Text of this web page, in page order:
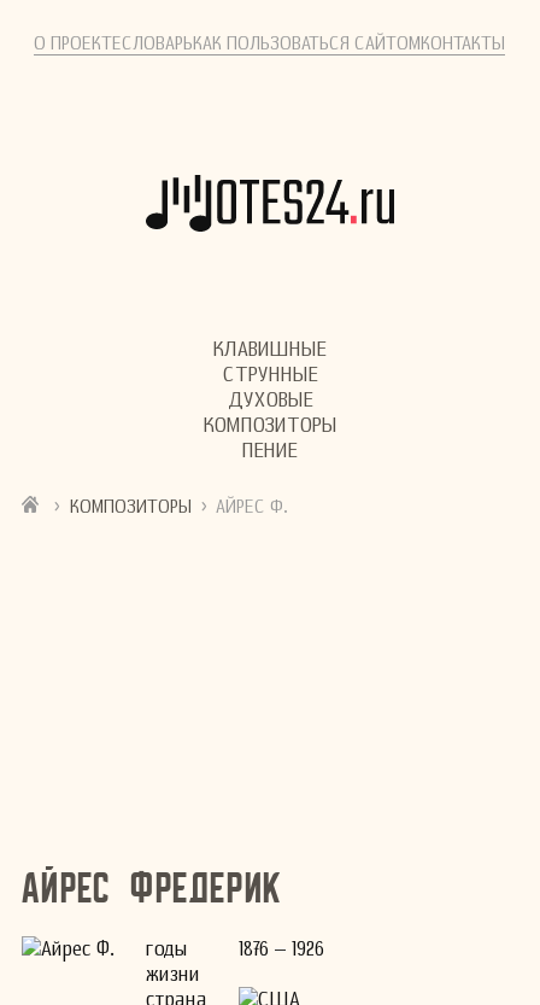
О ПРОЕКТЕСЛОВАРЬКАК ПОЛЬЗОВАТЬСЯ САЙТОМКОНТАКТЫ
КЛАВИШНЫЕ
СТРУННЫЕ
ДУХОВЫЕ
КОМПОЗИТОРЫ
ПЕНИЕ
› КОМПОЗИТОРЫ › АЙРЕС Ф.
Айрес Фредерик
годы
жизни
1876 – 1926
страна
США